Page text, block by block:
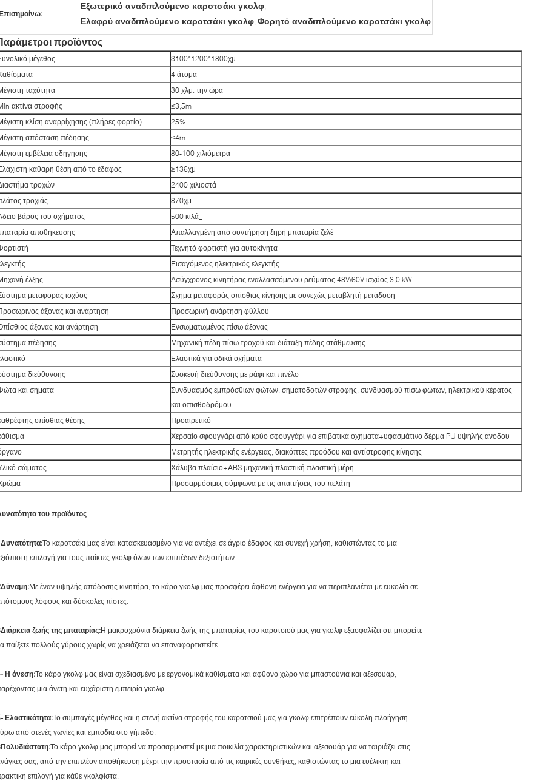
Εξωτερικό αναδιπλούμενο καροτσάκι γκολφ,
Ελαφρύ αναδιπλούμενο καροτσάκι γκολφ, Φορητό αναδιπλούμενο καροτσάκι γκολφ
προϊόντος
μέγεθος 3100*1200*1800χμ
4 άτομα
ταχύτητα
30 χλμ. την ώρα
ακτίνα στροφής
≤3,5m
κλίση αναρρίχησης (πλήρες φορτίο)
25%
απόσταση πέδησης
≤4m
εμβέλεια οδήγησης
80-100 χιλιόμετρα
καθαρή θέση από το έδαφος
≥136χμ
τροχών
2400 χιλιοστά
τροχιάς
870χμ
βάρος του οχήματος
500 κιλά
αποθήκευσης
Απαλλαγμένη από συντήρηση ξηρή μπαταρία ζελέ
Τεχνητό φορτιστή για αυτοκίνητα
Εισαγόμενος ηλεκτρικός ελεγκτής
έλξης
Ασύγχρονος κινητήρας εναλλασσόμενου ρεύματος 48V/60V ισχύος 3,0 kW
μεταφοράς ισχύος
Σχήμα μεταφοράς οπίσθιας κίνησης με συνεχώς μεταβλητή μετάδοση
άξονας και ανάρτηση
Προσωρινή ανάρτηση φύλλου
άξονας και ανάρτηση
Ενσωματωμένος πίσω άξονας
πέδησης
Μηχανική πέδη πίσω τροχού και διάταξη πέδης στάθμευσης
Ελαστικά για οδικά οχήματα
διεύθυνσης
Συσκευή διεύθυνσης με ράφι και πινέλο
και σήματα
Συνδυασμός εμπρόσθιων φώτων, σηματοδοτών στροφής, συνδυασμού πίσω φώτων, ηλεκτρικού κέρατος
και οπισθοδρόμου
οπίσθιας θέσης
Προαιρετικό
Χερσαίο σφουγγάρι από κρύο σφουγγάρι για επιβατικά οχήματα+υφασμάτινο δέρμα PU υψηλής ανόδου
Μετρητής ηλεκτρικής ενέργειας, διακόπτες προόδου και αντίστροφης κίνησης
σώματος
Χάλυβα πλαίσιο+ABS μηχανική πλαστική πλαστική μέρη
Προσαρμόσιμες σύμφωνα με τις απαιτήσεις του πελάτη
του προϊόντος
Το καροτσάκι μας είναι κατασκευασμένο για να αντέχει σε άγριο έδαφος και συνεχή χρήση, καθιστώντας το μια
επιλογή για τους παίκτες γκολφ όλων των επιπέδων δεξιοτήτων.
Με έναν υψηλής απόδοσης κινητήρα, το κάρο γκολφ μας προσφέρει άφθονη ενέργεια για να περιπλανιέται με ευκολία σε
λόφους και δύσκολες πίστες.
ζωής της μπαταρίας:Η μακροχρόνια διάρκεια ζωής της μπαταρίας του καροτσιού μας για γκολφ εξασφαλίζει ότι μπορείτε
παίξετε πολλούς γύρους χωρίς να χρειάζεται να επαναφορτιστείτε.
Η άνεση:Το κάρο γκολφ μας είναι σχεδιασμένο με εργονομικά καθίσματα και άφθονο χώρο για μπαστούνια και αξεσουάρ,
μια άνετη και ευχάριστη εμπειρία γκολφ.
Ελαστικότητα:Το συμπαγές μέγεθος και η στενή ακτίνα στροφής του καροτσιού μας για γκολφ επιτρέπουν εύκολη πλοήγηση
από στενές γωνίες και εμπόδια στο γήπεδο.
Το κάρο γκολφ μας μπορεί να προσαρμοστεί με μια ποικιλία χαρακτηριστικών και αξεσουάρ για να ταιριάζει στις
σας, από την επιπλέον αποθήκευση μέχρι την προστασία από τις καιρικές συνθήκες, καθιστώντας το μια ευέλικτη και
επιλογή για κάθε γκολφίστα.